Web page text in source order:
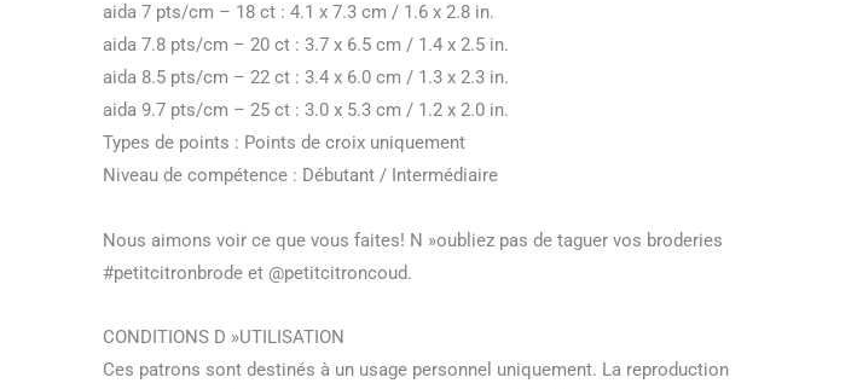
aida 7 pts/cm – 18 ct : 4.1 x 7.3 cm / 1.6 x 2.8 in.
aida 7.8 pts/cm – 20 ct : 3.7 x 6.5 cm / 1.4 x 2.5 in.
aida 8.5 pts/cm – 22 ct : 3.4 x 6.0 cm / 1.3 x 2.3 in.
aida 9.7 pts/cm – 25 ct : 3.0 x 5.3 cm / 1.2 x 2.0 in.
Types de points : Points de croix uniquement
Niveau de compétence : Débutant / Intermédiaire
Nous aimons voir ce que vous faites! N »oubliez pas de taguer vos broderies
#petitcitronbrode et @petitcitroncoud.
CONDITIONS D »UTILISATION
Ces patrons sont destinés à un usage personnel uniquement. La reproduction